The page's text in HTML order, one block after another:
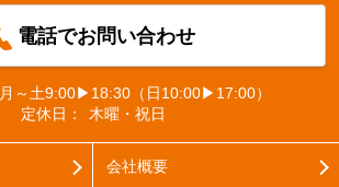
電話でお問い合わせ
月～土9:00▶18:30（日10:00▶17:00）
定休日：
木曜・祝日
会社概要